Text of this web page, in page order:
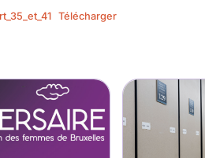
Télécharger